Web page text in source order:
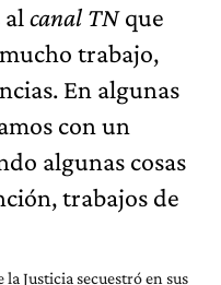
canal TNque
trabajo,
En algunas
con un
algunas cosas
trabajos de
la Justicia secuestró en sus